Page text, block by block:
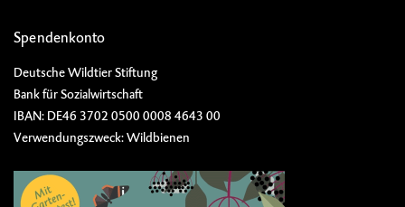
Spendenkonto
Deutsche Wildtier Stiftung
Bank für Sozialwirtschaft
IBAN: DE46 3702 0500 0008 4643 00
Verwendungszweck: Wildbienen